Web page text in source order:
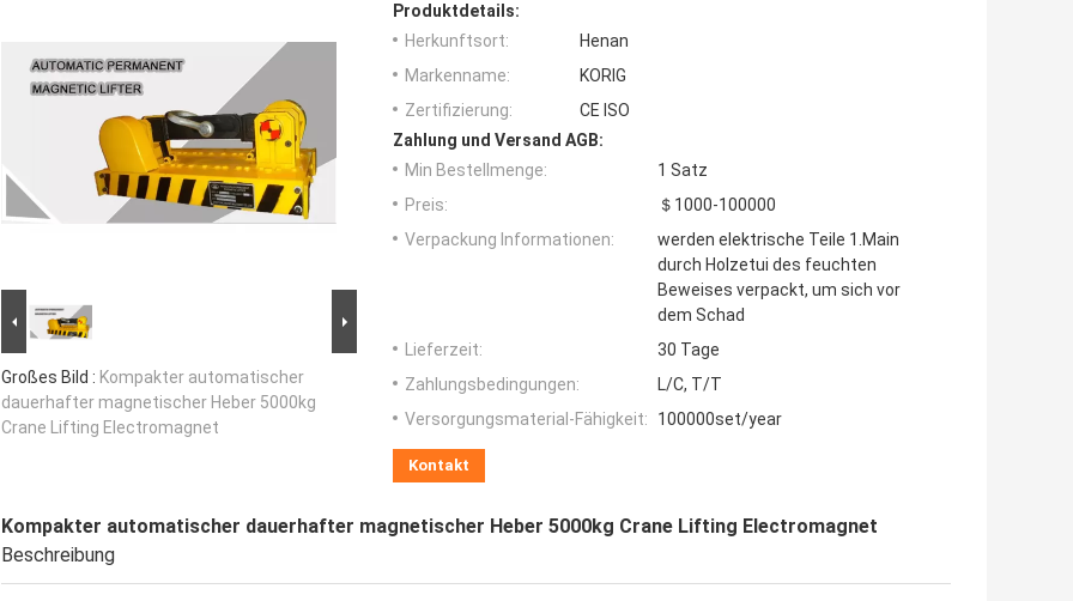
Großes Bild : Kompakter automatischer
dauerhafter magnetischer Heber 5000kg
Crane Lifting Electromagnet
Produktdetails:
Herkunftsort:
Henan
Markenname:
KORIG
Zertifizierung:
CE ISO
Zahlung und Versand AGB:
Min Bestellmenge:
1 Satz
Preis:
＄1000-100000
Verpackung Informationen:
werden elektrische Teile 1.Main
durch Holzetui des feuchten
Beweises verpackt, um sich vor
dem Schad
Lieferzeit:
30 Tage
Zahlungsbedingungen:
L/C, T/T
Versorgungsmaterial-Fähigkeit:
100000set/year
Kontakt
Kompakter automatischer dauerhafter magnetischer Heber 5000kg Crane Lifting Electromagnet
Beschreibung